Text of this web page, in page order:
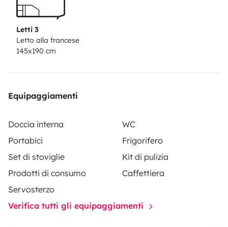
Letti 3
Letto alla francese
145x190 cm
Equipaggiamenti
Doccia interna
WC
Portabici
Frigorifero
Set di stoviglie
Kit di pulizia
Prodotti di consumo
Caffettiera
Servosterzo
Verifica tutti gli equipaggiamenti